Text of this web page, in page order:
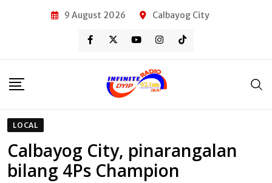
9 August 2026 Calbayog City
LOCAL
Calbayog City, pinarangalan
bilang 4Ps Champion